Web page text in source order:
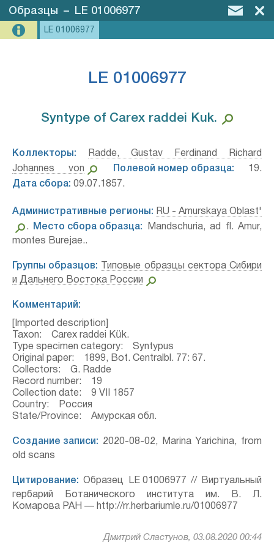
Образцы – LE 01006977
LE 01006977
LE 01006977
Syntype of Carex raddei Kuk.⁣
Коллекторы:
Radde, Gustav Ferdinand Richard
Johannes von
Полевой номер образца: 19.
Дата сбора: 09.07.1857.
Административные регионы: RU - Amurskaya Oblast'
.
Место сбора образца: Mandschuria, ad fl. Amur,
montes Burejae..
Группы образцов:
Типовые образцы сектора Сибири
и Дальнего Востока России
Комментарий:
[Imported description]
Taxon: Carex raddei Kük.
Type specimen category: Syntypus
Original paper: 1899, Bot. Centralbl. 77: 67.
Collectors: G. Radde
Record number: 19
Collection date: 9 VII 1857
Country: Россия
State/Province: Амурская обл.
Создание записи: 2020-08-02, Marina Yarichina, from
old scans
Цитирование: Образец LE 01006977 // Виртуальный
гербарий Ботанического института им. В. Л.
Комарова РАН — http://rr.herbariumle.ru/01006977
Дмитрий Сластунов, 03.08.2020 00:44